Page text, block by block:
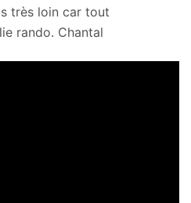
très loin car tout
rando. Chantal